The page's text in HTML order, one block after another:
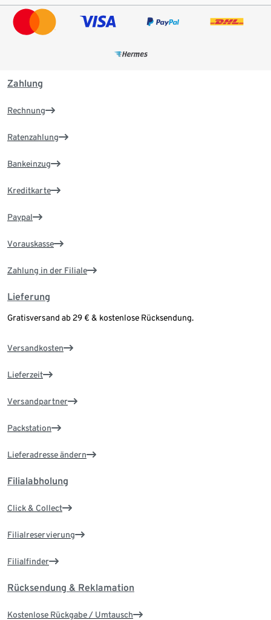
Zahlung
Rechnung
Ratenzahlung
Bankeinzug
Kreditkarte
Paypal
Vorauskasse
Zahlung in der Filiale
Lieferung
Gratisversand ab 29 € & kostenlose Rücksendung.
Versandkosten
Lieferzeit
Versandpartner
Packstation
Lieferadresse ändern
Filialabholung
Click & Collect
Filialreservierung
Filialfinder
Rücksendung & Reklamation
Kostenlose Rückgabe / Umtausch